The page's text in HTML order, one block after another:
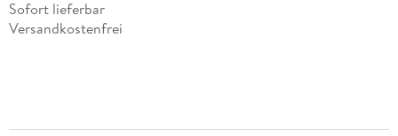
Sofort lieferbar
Versandkostenfrei